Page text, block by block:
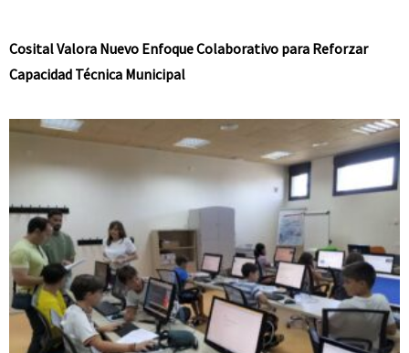
Cosital Valora Nuevo Enfoque Colaborativo para Reforzar
Capacidad Técnica Municipal